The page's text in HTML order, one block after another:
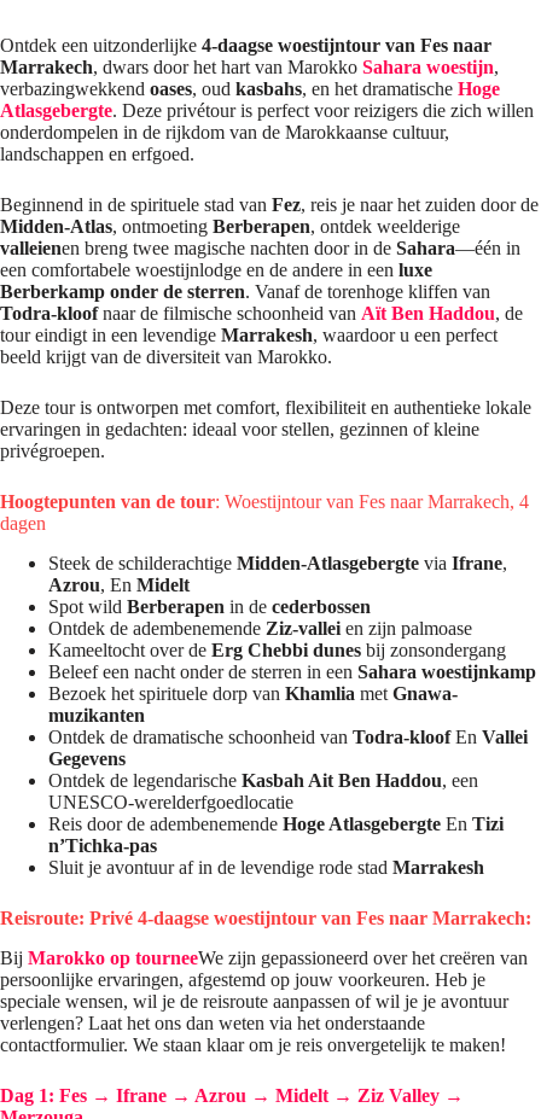
Ontdek een uitzonderlijke 4-daagse woestijntour van Fes naar
Marrakech, dwars door het hart van Marokko Sahara woestijn,
verbazingwekkend oases, oud kasbahs, en het dramatische Hoge
Atlasgebergte. Deze privétour is perfect voor reizigers die zich willen
onderdompelen in de rijkdom van de Marokkaanse cultuur,
landschappen en erfgoed.
Beginnend in de spirituele stad van Fez, reis je naar het zuiden door de
Midden-Atlas, ontmoeting Berberapen, ontdek weelderige
valleienen breng twee magische nachten door in de Sahara—één in
een comfortabele woestijnlodge en de andere in een luxe
Berberkamp onder de sterren. Vanaf de torenhoge kliffen van
Todra-kloofnaar de filmische schoonheid van Aït Ben Haddou, de
tour eindigt in een levendige Marrakesh, waardoor u een perfect
beeld krijgt van de diversiteit van Marokko.
Deze tour is ontworpen met comfort, flexibiliteit en authentieke lokale
ervaringen in gedachten: ideaal voor stellen, gezinnen of kleine
privégroepen.
Hoogtepunten van de tour: Woestijntour van Fes naar Marrakech, 4
dagen
Steek de schilderachtige Midden-Atlasgebergte via Ifrane,
Azrou, En Midelt
Spot wild Berberapen in de cederbossen
Ontdek de adembenemende Ziz-vallei en zijn palmoase
Kameeltocht over de Erg Chebbi dunes bij zonsondergang
Beleef een nacht onder de sterren in een Sahara woestijnkamp
Bezoek het spirituele dorp van Khamlia met Gnawa-
muzikanten
Ontdek de dramatische schoonheid van Todra-kloofEn Vallei
Gegevens
Ontdek de legendarische Kasbah Ait Ben Haddou, een
UNESCO-werelderfgoedlocatie
Reis door de adembenemende Hoge Atlasgebergte En Tizi
n’Tichka-pas
Sluit je avontuur af in de levendige rode stad Marrakesh
Reisroute: Privé 4-daagse woestijntour van Fes naar Marrakech:
Bij Marokko op tourneeWe zijn gepassioneerd over het creëren van
persoonlijke ervaringen, afgestemd op jouw voorkeuren. Heb je
speciale wensen, wil je de reisroute aanpassen of wil je je avontuur
verlengen? Laat het ons dan weten via het onderstaande
contactformulier. We staan ​​klaar om je reis onvergetelijk te maken!
Dag 1: Fes → Ifrane → Azrou → Midelt → Ziz Valley →